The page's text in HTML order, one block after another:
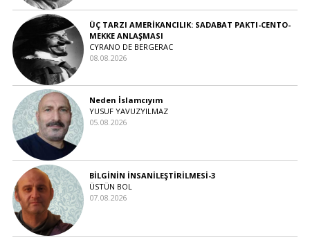
ÜÇ TARZI AMERİKANCILIK: SADABAT PAKTI-CENTO-
MEKKE ANLAŞMASI
CYRANO DE BERGERAC
08.08.2026
Neden İslamcıyım
YUSUF YAVUZYILMAZ
05.08.2026
BİLGİNİN İNSANİLEŞTİRİLMESİ-3
ÜSTÜN BOL
07.08.2026